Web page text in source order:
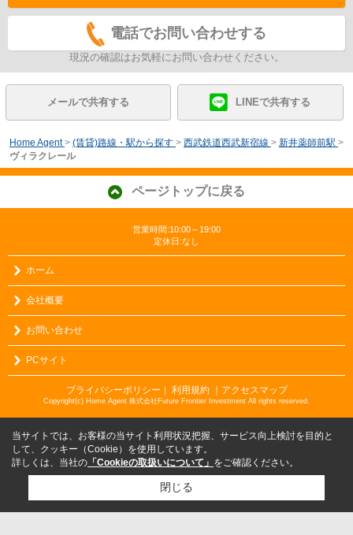
電話でお問い合わせする
現況の確認はお気軽にお問い合わせください。
メールで共有する LINEで共有する
Home Agent > (賃貸)路線・駅から探す > 西武鉄道西武新宿線 > 新井薬師前駅 >
ヴィラクレール
ページトップに戻る
営業時間:10:00～19:00
定休日:なし
ホーム
会社概要
お問い合わせ
PCサイト
プライバシーポリシー 利用規約 ｜アクセスマップ
Copyright(c) Home Agent 株式会社Future Frontier Investment All rights reserved.
当サイトでは、お客様の当サイト利用状況把握、サービス向上検討を目的と
して、クッキー（Cookie）を使用しています。
詳しくは、当社の 「Cookieの取扱いについて」 をご確認ください。
閉じる